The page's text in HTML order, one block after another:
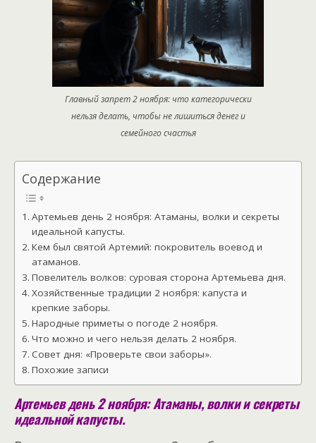
Главный запрет 2 ноября: что категорически
нельзя делать, чтобы не лишиться денег и
семейного счастья
Содержание
Артемьев день 2 ноября: Атаманы, волки и секреты
идеальной капусты.
Кем был святой Артемий: покровитель воевод и
атаманов.
Повелитель волков: суровая сторона Артемьева дня.
Хозяйственные традиции 2 ноября: капуста и
крепкие заборы.
Народные приметы о погоде 2 ноября.
Что можно и чего нельзя делать 2 ноября.
Совет дня: «Проверьте свои заборы».
Похожие записи
Артемьев день 2 ноября: Атаманы, волки и секреты
идеальной капусты.